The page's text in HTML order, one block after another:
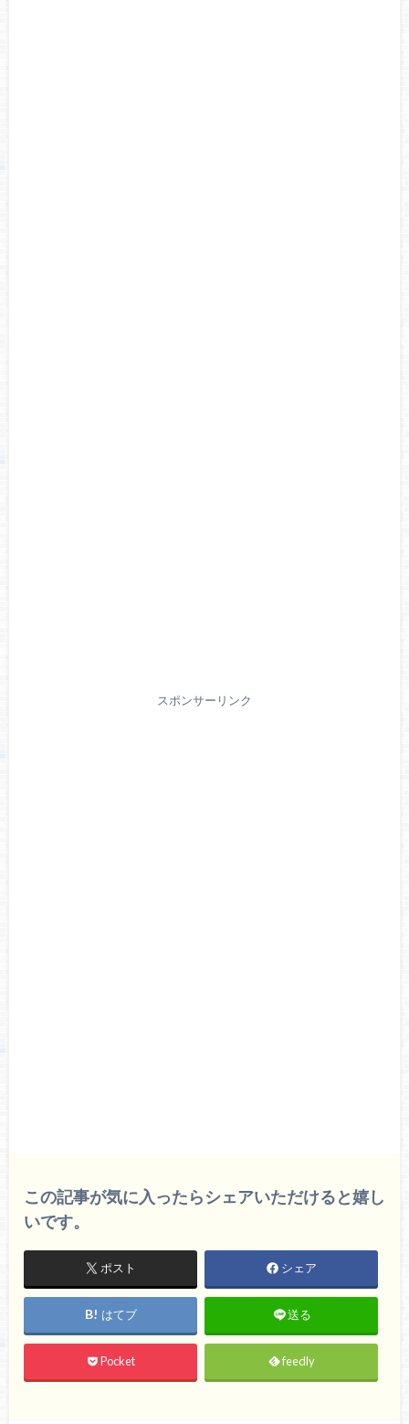
スポンサーリンク
この記事が気に入ったらシェアいただけると嬉し
いです。
ポスト シェア
はてブ 送る
Pocket feedly